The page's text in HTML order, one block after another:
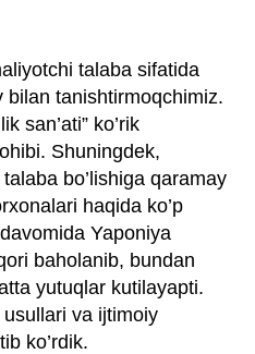
talaba sifatida
bilan tanishtirmoqchimiz.
san’ati” ko’rik
Shuningdek,
bo’lishiga qaramay
haqida ko’p
Yaponiya
baholanib, bundan
yutuqlar kutilayapti.
usullari va ijtimoiy
ko’rdik.